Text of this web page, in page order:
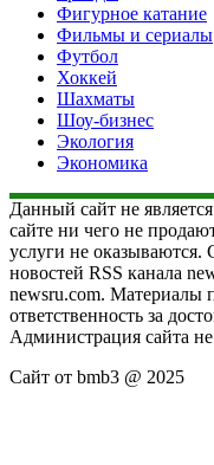
Фигурное катание
Фильмы и сериалы
Футбол
Хоккей
Шахматы
Шоу-бизнес
Экология
Экономика
Данный сайт не
сайте ни чего не
услуги не оказываются.
новостей RSS канала
newsru.com. Материалы
ответственность за
Администрация сайта не
Сайт от bmb3 @ 2025